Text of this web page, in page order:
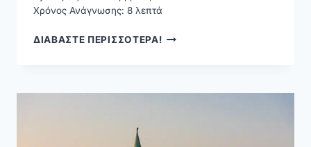
Χρόνος Ανάγνωσης: 8 λεπτά
ΔΙΑΒΑΣΤΕ ΠΕΡΙΣΣΟΤΕΡΑ!ΝΥΡΕΜΒΈΡΓΗ:
ΠΕΡΙΟΧΈΣ